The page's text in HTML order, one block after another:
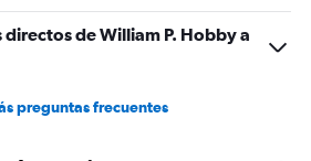
de William P. Hobby a
preguntas frecuentes